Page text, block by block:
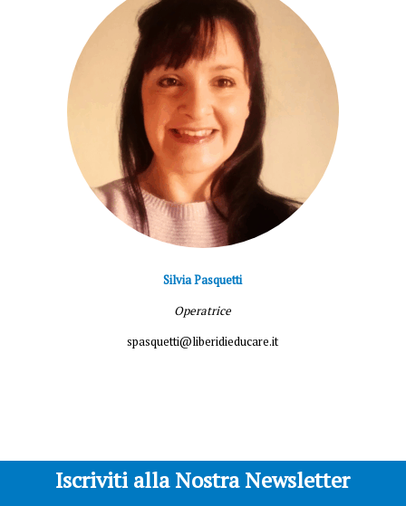
Silvia Pasquetti
Operatrice
spasquetti@liberidieducare.it
Iscriviti alla Nostra Newsletter